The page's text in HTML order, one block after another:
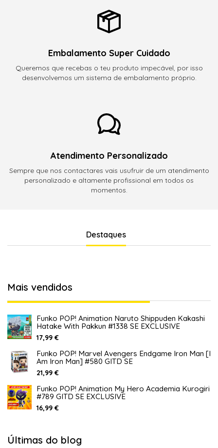
Embalamento Super Cuidado
Queremos que recebas o teu produto impecável, por isso
desenvolvemos um sistema de embalamento próprio.
Atendimento Personalizado
Sempre que nos contactares vais usufruir de um atendimento
personalizado e altamente profissional em todos os
momentos.
Destaques
Mais vendidos
Funko POP! Animation Naruto Shippuden Kakashi
Hatake With Pakkun #1338 SE EXCLUSIVE
17,99 €
Funko POP! Marvel Avengers Endgame Iron Man [I
Am Iron Man] #580 GITD SE
21,99 €
Funko POP! Animation My Hero Academia Kurogiri
#789 GITD SE EXCLUSIVE
16,99 €
Últimas do blog